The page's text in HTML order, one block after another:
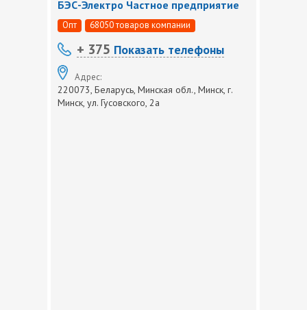
БЭС-Электро Частное предприятие
Опт 68050 товаров компании
+ 375 Показать телефоны
Адрес:
220073, Беларусь, Минская обл., Минск, г.
Минск, ул. Гусовского, 2а